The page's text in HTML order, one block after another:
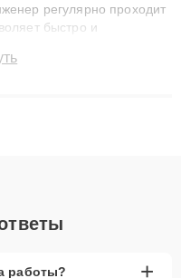
регулярно проходит
быстро и
мастера решают
работы? +